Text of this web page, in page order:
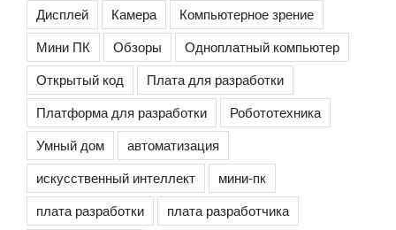
Дисплей
Камера
Компьютерное зрение
Мини ПК
Обзоры
Одноплатный компьютер
Открытый код
Плата для разработки
Платформа для разработки
Робототехника
Умный дом
автоматизация
искусственный интеллект
мини-пк
плата разработки
плата разработчика